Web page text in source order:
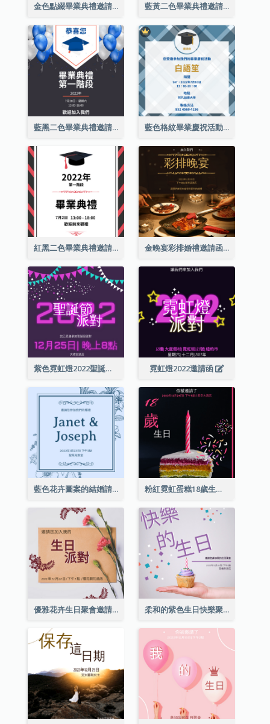
金色點綴畢業典禮邀請函 藍黃二色畢業典禮邀請函
藍黑二色畢業典禮邀請函 藍色格紋畢業慶祝活動邀請函
紅黑二色畢業典禮邀請函 金晚宴彩排婚禮邀請函
紫色霓虹燈2022聖誕晚會邀請函 霓虹燈2022邀請函
藍色花卉圖案的結婚請柬 粉紅霓虹蛋糕18歲生日請柬
優雅花卉生日聚會邀請函 柔和的紫色生日快樂聚會請柬